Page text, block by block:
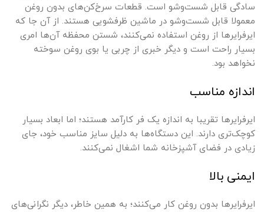
سادگی قابل شست‌وشو است. قطعات سرخ‌کن‌های بدون روغن
معمولا قابل شست‌وشو در ماشین ظرفشویی هستند. از آن جا که
ایرفرایرها از روغن استفاده نمی‌کنند، شستن محفظه آن‌ها امری
بسیار راحت است و دیگر خبری از چربی یا بوی روغن سوخته
نخواهد بود.
اندازه مناسب
ایرفرایرها تقریبا به اندازه یک فر کارآمد هستند؛ اما ابعاد بسیار
کوچک‌تری دارند. این دستگاه‌ها به دلیل سایز مناسب خود، جای
زیادی در فضای آشپزخانه شما اشغال نمی‌کنند.
ایمنی بالا
ایرفرایرها بدون روغن کار می‌کنند؛ به همین خاطر، دیگر نگرانی‌های